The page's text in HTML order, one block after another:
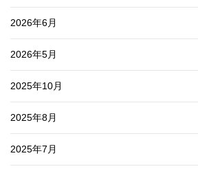
2026年6月
2026年5月
2025年10月
2025年8月
2025年7月